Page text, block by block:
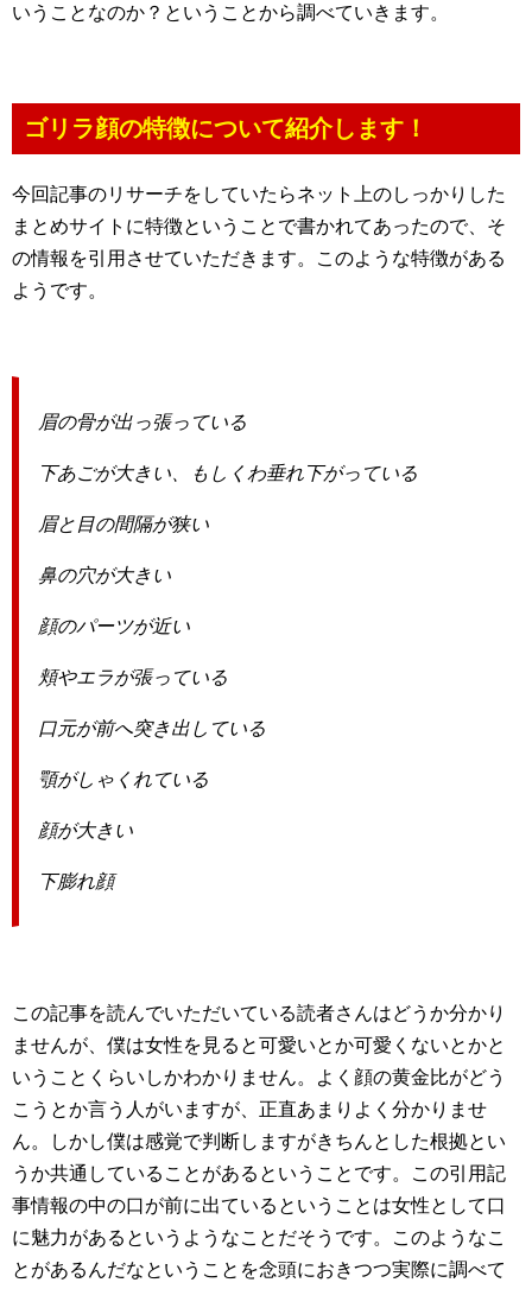
いうことなのか？ということから調べていきます。
ゴリラ顔の特徴について紹介します！
今回記事のリサーチをしていたらネット上のしっかりした
まとめサイトに特徴ということで書かれてあったので、そ
の情報を引用させていただきます。このような特徴がある
ようです。
眉の骨が出っ張っている
下あごが大きい、もしくわ垂れ下がっている
眉と目の間隔が狭い
鼻の穴が大きい
顔のパーツが近い
頬やエラが張っている
口元が前へ突き出している
顎がしゃくれている
顔が大きい
下膨れ顔
この記事を読んでいただいている読者さんはどうか分かり
ませんが、僕は女性を見ると可愛いとか可愛くないとかと
いうことくらいしかわかりません。よく顔の黄金比がどう
こうとか言う人がいますが、正直あまりよく分かりませ
ん。しかし僕は感覚で判断しますがきちんとした根拠とい
うか共通していることがあるということです。この引用記
事情報の中の口が前に出ているということは女性として口
に魅力があるというようなことだそうです。このようなこ
とがあるんだなということを念頭におきつつ実際に調べて